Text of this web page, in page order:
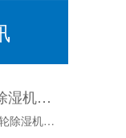
转轮除湿机在各个行业应用场景
从事转轮除湿机行业的的人应该都比较清楚吧，尤其是转轮除湿机厂家和相关的设备销售人员，因为明白那个行业才能把设备卖出去，所有今天小编整的的文档...